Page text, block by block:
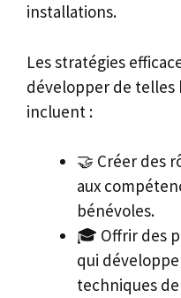
installations.
Les stratégies
développer de telles
incluent :
🤝 Créer des
aux
bénévoles.
🎓 Offrir des
qui
techniques